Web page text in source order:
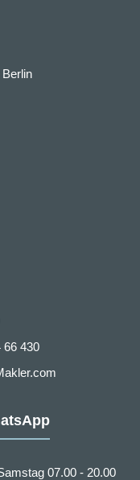
66 430
07.00 - 20.00